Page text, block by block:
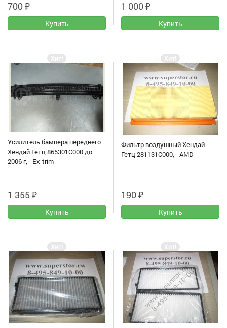
700₽ 1 000₽
Хит!
Усилитель бампера переднего
Хендай Гетц 865301C000 до
2006 г, - Ex-trim
1 355 ₽
Хит!
Фильтр воздушный Хендай
Гетц 281131C000, - AMD
190₽
Хит! Хит!